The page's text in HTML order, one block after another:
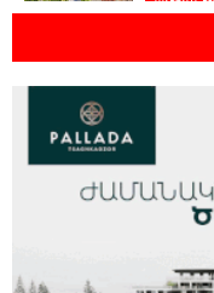
Ucom и
Idram и
Seaside
В